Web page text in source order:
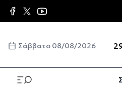
Παράκαμψη προς το κυρίως
Σάββατο 08/08/2026